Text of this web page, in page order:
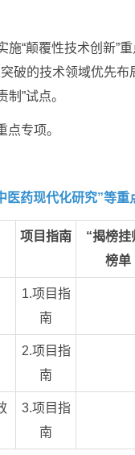
施“颠覆性技术创新”
破的技术领域优先
”试点。
专项。
药现代化研究”等
项目指南
“揭榜挂
榜单
1.项目指
南
2.项目指
南
3.项目指
南